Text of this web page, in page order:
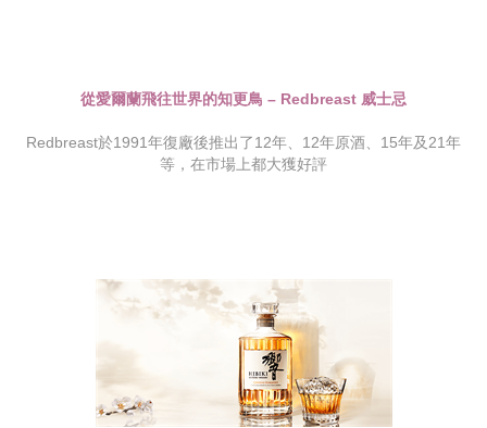
從愛爾蘭飛往世界的知更鳥 – Redbreast 威士忌
Redbreast於1991年復廠後推出了12年、12年原酒、15年及21年
等，在市場上都大獲好評